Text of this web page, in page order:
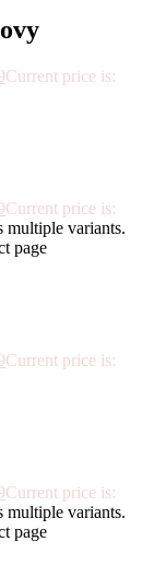
Current price is:
Current price is:
multiple variants.
page
Current price is:
Current price is:
multiple variants.
page